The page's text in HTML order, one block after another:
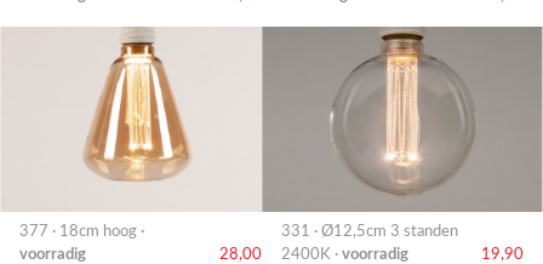
377 · 18cm hoog ·
voorradig
28,00
331 · Ø12,5cm 3 standen
2400K · voorradig 19,90